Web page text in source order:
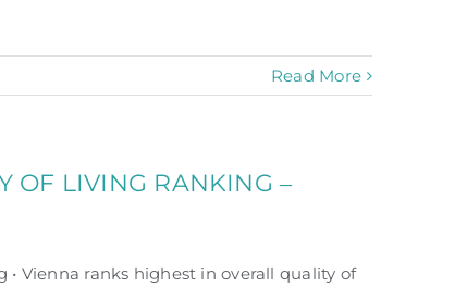
Read More
OF LIVING RANKING ‒
Vienna ranks highest in overall quality of